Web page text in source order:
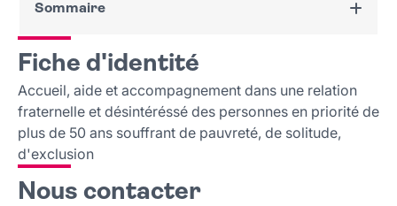
Sommaire
Fiche d'identité
Nous contacter
Fiche d'identité
Accueil, aide et accompagnement dans une relation
fraternelle et désintéréssé des personnes en priorité de
plus de 50 ans souffrant de pauvreté, de solitude,
d'exclusion
Nous contacter